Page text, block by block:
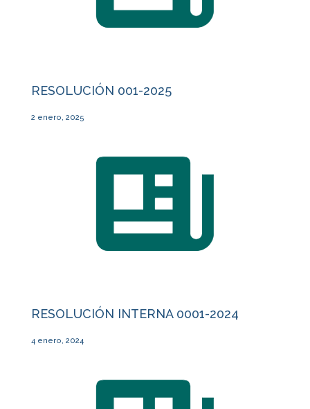
RESOLUCIÓN 001-2025
2 enero, 2025
RESOLUCIÓN INTERNA 0001-2024
4 enero, 2024